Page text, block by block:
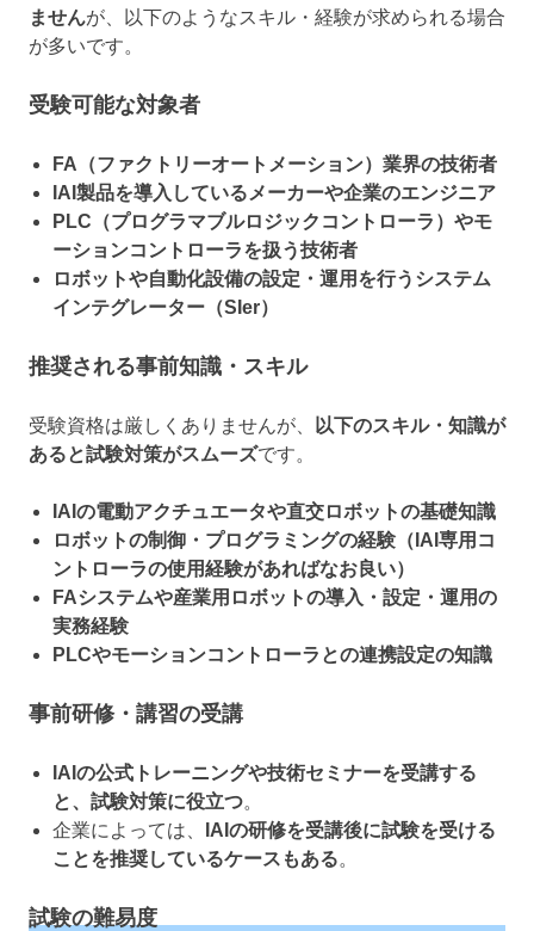
ませんが、以下のようなスキル・経験が求められる場合
が多いです。
受験可能な対象者
FA（ファクトリーオートメーション）業界の技術者
IAI製品を導入しているメーカーや企業のエンジニア
PLC（プログラマブルロジックコントローラ）やモ
ーションコントローラを扱う技術者
ロボットや自動化設備の設定・運用を行うシステム
インテグレーター（SIer）
推奨される事前知識・スキル
受験資格は厳しくありませんが、
以下のスキル・知識が
あると試験対策がスムーズです。
IAIの電動アクチュエータや直交ロボットの基礎知識
ロボットの制御・プログラミングの経験（IAI専用コ
ントローラの使用経験があればなお良い）
FAシステムや産業用ロボットの導入・設定・運用の
実務経験
PLCやモーションコントローラとの連携設定の知識
事前研修・講習の受講
IAIの公式トレーニングや技術セミナーを受講する
と、試験対策に役立つ。
企業によっては、
IAIの研修を受講後に試験を受ける
ことを推奨しているケースもある。
試験の難易度